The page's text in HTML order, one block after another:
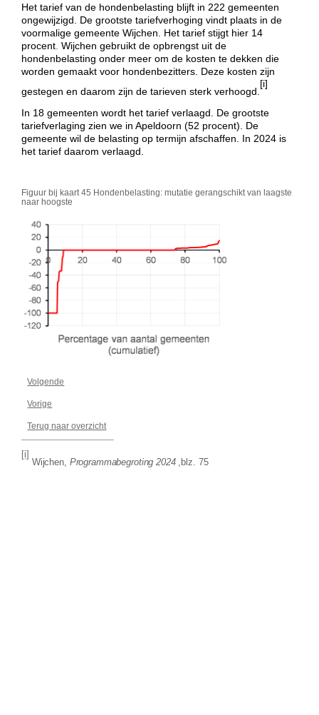
Het tarief van de hondenbelasting blijft in 222 gemeenten
ongewijzigd. De grootste tariefverhoging vindt plaats in de
voormalige gemeente Wijchen. Het tarief stijgt hier 14
procent Wijchen gebruikt de opbrengst uit de
hondenbelasting onder meer om de kosten te dekken die
worden gemaakt voor hondenbezitters. Deze kosten zijn
gestegen en daarom zijn de tarieven sterk verhoogd.
[i]
In 18 gemeenten wordt het tarief verlaagd. De grootste
tariefverlaging zien we in Apeldoorn (52 procent). De
gemeente wil de belasting op termijn afschaffen. In 2024 is
het tarief daarom verlaagd.
Figuur bij kaart 45 Hondenbelasting: mutatie gerangschikt van laagste
naar hoogste
Volgende
Vorige
Terug naar overzicht
[i]
Wijchen, Programmabegroting 2024,blz. 75